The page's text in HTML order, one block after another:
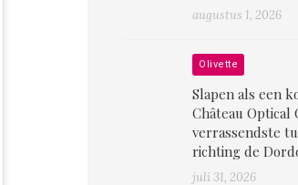
augustus 1, 2026
Olivette
Slapen als een
Château Optical
verrassendste
richting de
juli 31, 2026